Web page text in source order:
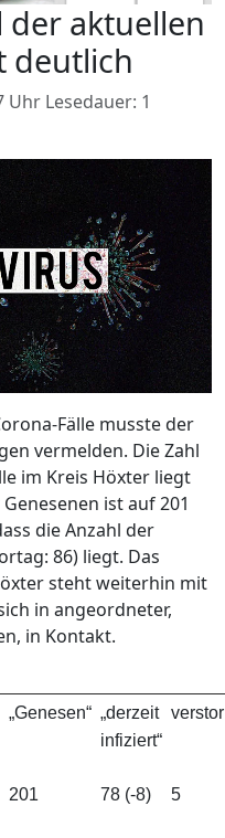
der aktuellen
deutlich
Uhr Lesedauer: 1
Fälle musste der
vermelden. Die Zahl
im Kreis Höxter liegt
ist auf 201
die Anzahl der
86) liegt. Das
steht weiterhin mit
in angeordneter,
in Kontakt.
„Genesen“ „derzeit
infiziert“
201 78 (-8) 5